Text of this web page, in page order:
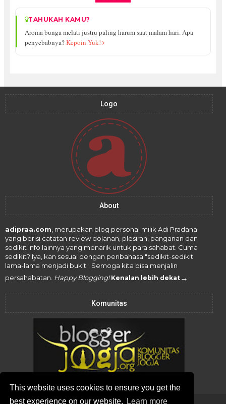
This website uses cookies to ensure you get the
best experience on our website.
Learn more
TAHUKAH KAMU?
Aroma bunga melati justru paling harum saat malam hari. Apa
penyebabnya?Kepoin Yuk!
Logo
About
adipraa.com , merupakan blog personal milik Adi Pradana
yang berisi catatan review dolanan, plesiran, panganan dan
sedikit info lainnya yang menarik untuk para sahabat. Cuma
sedikit? Iya, kan sesuai dengan peribahasa "sedikit-sedikit
lama-lama menjadi bukit". Semoga kita bisa menjalin
persahabatan. Happy Blogging! Kenalan lebih dekat →
Komunitas